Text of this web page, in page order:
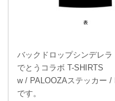
バックドロップシンデレ
でとうコラボ T-SHIRTS
w / PALOOZAステッカー /
です。